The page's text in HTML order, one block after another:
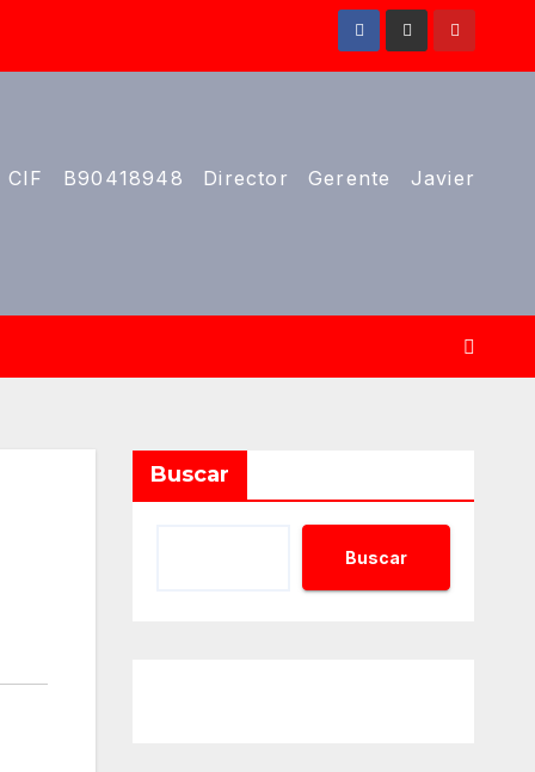
B90418948 Director Gerente Javier
Buscar
Buscar